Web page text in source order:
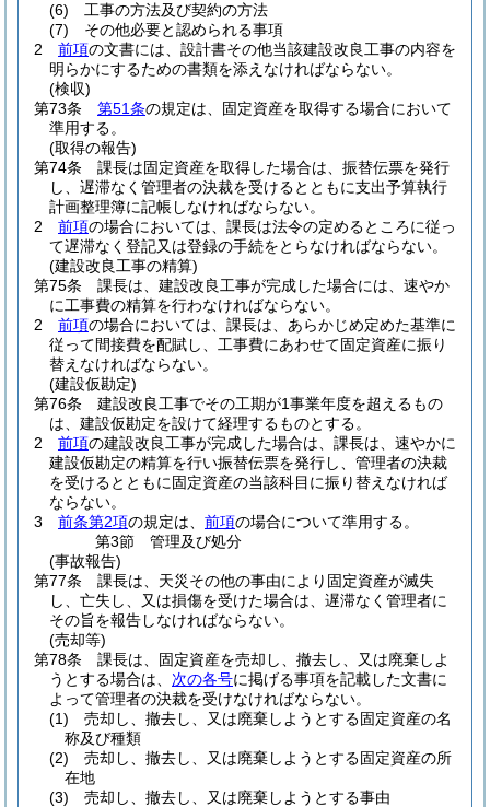
(6)
工事の方法及び契約の方法
(7)
その他必要と認められる事項
2
前項の文書には、設計書その他当該建設改良工事の内容を
明らかにするための書類を添えなければならない。
(検収)
第73条
第51条の規定は、固定資産を取得する場合において
準用する。
(取得の報告)
第74条
課長は固定資産を取得した場合は、振替伝票を発行
し、遅滞なく管理者の決裁を受けるとともに支出予算執行
計画整理簿に記帳しなければならない。
2
前項の場合においては、課長は法令の定めるところに従っ
て遅滞なく登記又は登録の手続をとらなければならない。
(建設改良工事の精算)
第75条
課長は、建設改良工事が完成した場合には、速やか
に工事費の精算を行わなければならない。
2
前項の場合においては、課長は、あらかじめ定めた基準に
従って間接費を配賦し、工事費にあわせて固定資産に振り
替えなければならない。
(建設仮勘定)
第76条
建設改良工事でその工期が1事業年度を超えるもの
は、建設仮勘定を設けて経理するものとする。
2
前項の建設改良工事が完成した場合は、課長は、速やかに
建設仮勘定の精算を行い振替伝票を発行し、管理者の決裁
を受けるとともに固定資産の当該科目に振り替えなければ
ならない。
3
前条第2項の規定は、 前項の場合について準用する。
第3節
管理及び処分
(事故報告)
第77条
課長は、天災その他の事由により固定資産が滅失
し、亡失し、又は損傷を受けた場合は、遅滞なく管理者に
その旨を報告しなければならない。
(売却等)
第78条
課長は、固定資産を売却し、撤去し、又は廃棄しよ
うとする場合は、 次の各号に掲げる事項を記載した文書に
よって管理者の決裁を受けなければならない。
(1)
売却し、撤去し、又は廃棄しようとする固定資産の名
称及び種類
(2)
売却し、撤去し、又は廃棄しようとする固定資産の所
在地
(3)
売却し、撤去し、又は廃棄しようとする事由